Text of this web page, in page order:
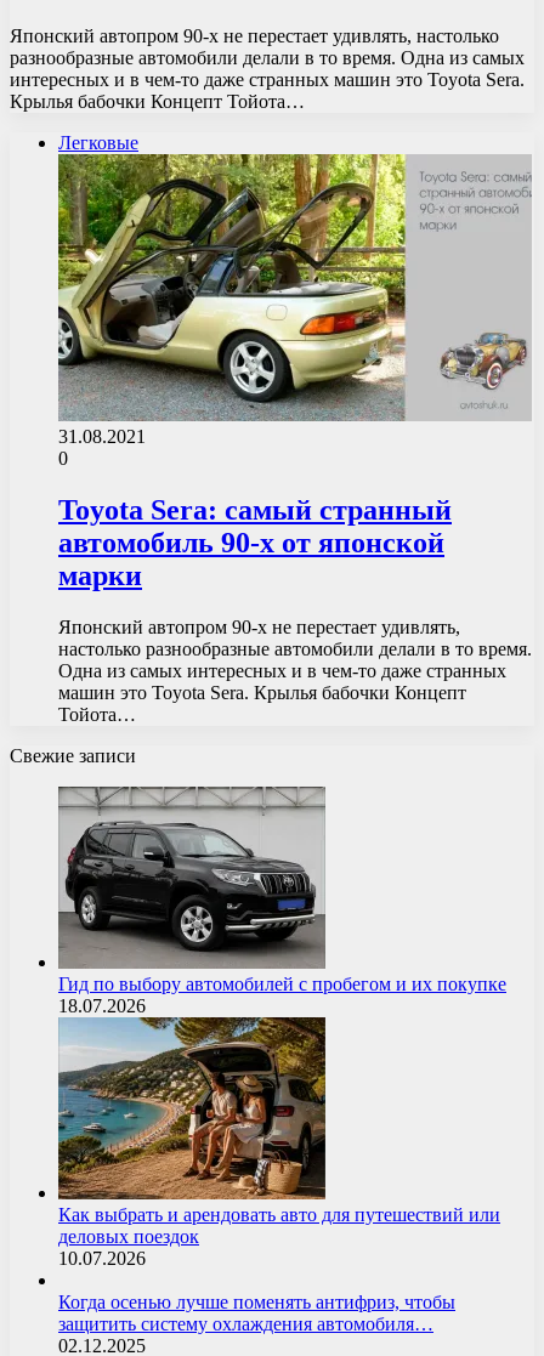
Японский автопром 90-х не перестает удивлять, настолько
разнообразные автомобили делали в то время. Одна из самых
интересных и в чем-то даже странных машин это Toyota Sera.
Крылья бабочки Концепт Тойота…
Легковые
31.08.2021
0
Toyota Sera: самый странный
автомобиль 90-х от японской
марки
Японский автопром 90-х не перестает удивлять,
настолько разнообразные автомобили делали в то время.
Одна из самых интересных и в чем-то даже странных
машин это Toyota Sera. Крылья бабочки Концепт
Тойота…
Свежие записи
Гид по выбору автомобилей с пробегом и их покупке
18.07.2026
Как выбрать и арендовать авто для путешествий или
деловых поездок
10.07.2026
Когда осенью лучше поменять антифриз, чтобы
защитить систему охлаждения автомобиля…
02.12.2025